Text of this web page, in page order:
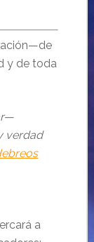
y de toda
verdad
a